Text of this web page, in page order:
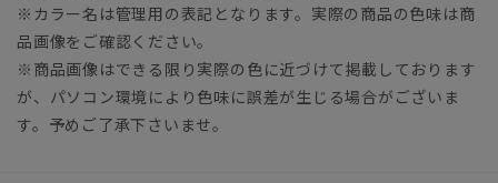
※カラー名は管理用の表記となります。実際の商品の色味は商
品画像をご確認ください。
※商品画像はできる限り実際の色に近づけて掲載しております
が、パソコン環境により色味に誤差が生じる場合がございま
す。予めご了承下さいませ。